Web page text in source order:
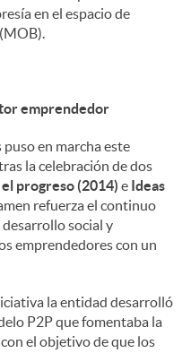
en el espacio de
emprendedor
en marcha este
la celebración de dos
progreso (2014) e Ideas
refuerza el continuo
social y
emprendedores con un
la entidad desarrolló
P2P que fomentaba la
el objetivo de que los